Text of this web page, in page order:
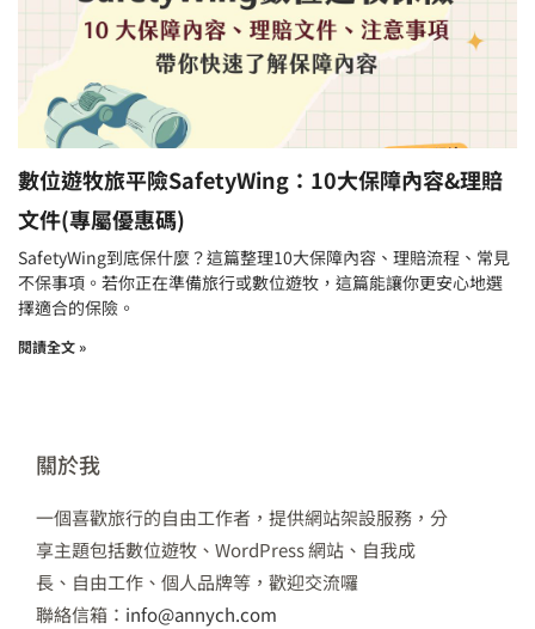
數位遊牧旅平險SafetyWing：10大保障內容&理賠
文件(專屬優惠碼)
SafetyWing到底保什麼？這篇整理10大保障內容、理賠流程、常見
不保事項。若你正在準備旅行或數位遊牧，這篇能讓你更安心地選
擇適合的保險。
閱讀全文 »
關於我
一個喜歡旅行的自由工作者，提供網站架設服務，分
享主題包括數位遊牧、WordPress 網站、自我成
長、自由工作、個人品牌等，歡迎交流囉
聯絡信箱： info@annych.com